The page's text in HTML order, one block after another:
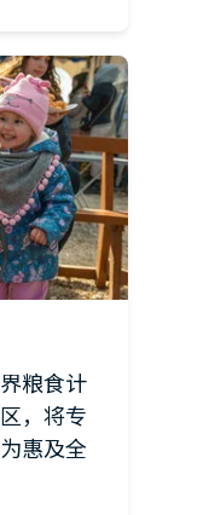
粮食计
，将专
惠及全